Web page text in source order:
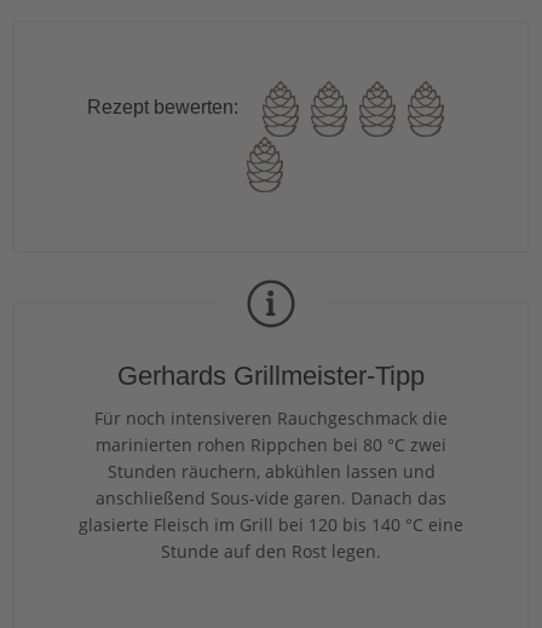
Rezept bewerten:
Gerhards Grillmeister-Tipp
Für noch intensiveren Rauchgeschmack die
marinierten rohen Rippchen bei 80 °C zwei
Stunden räuchern, abkühlen lassen und
anschließend Sous-vide garen. Danach das
glasierte Fleisch im Grill bei 120 bis 140 °C eine
Stunde auf den Rost legen.